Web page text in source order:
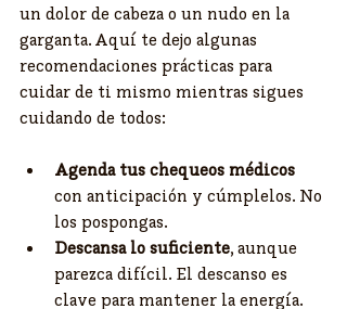
un dolor de cabeza o un nudo en la
garganta. Aquí te dejo algunas
recomendaciones prácticas para
cuidar de ti mismo mientras sigues
cuidando de todos:
Agenda tus chequeos médicos
con anticipación y cúmplelos. No
los pospongas.
Descansa lo suficiente, aunque
parezca difícil. El descanso es
clave para mantener la energía.